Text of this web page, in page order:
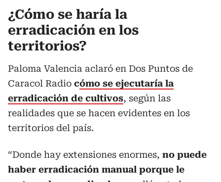
¿Cómo se haría la
erradicación en los
territorios?
Paloma Valencia aclaró en Dos Puntos de
Caracol Radio cómo se ejecutaría la
erradicación de cultivos, según las
realidades que se hacen evidentes en los
territorios del país.
“Donde hay extensiones enormes, no puede
haber erradicación manual porque le